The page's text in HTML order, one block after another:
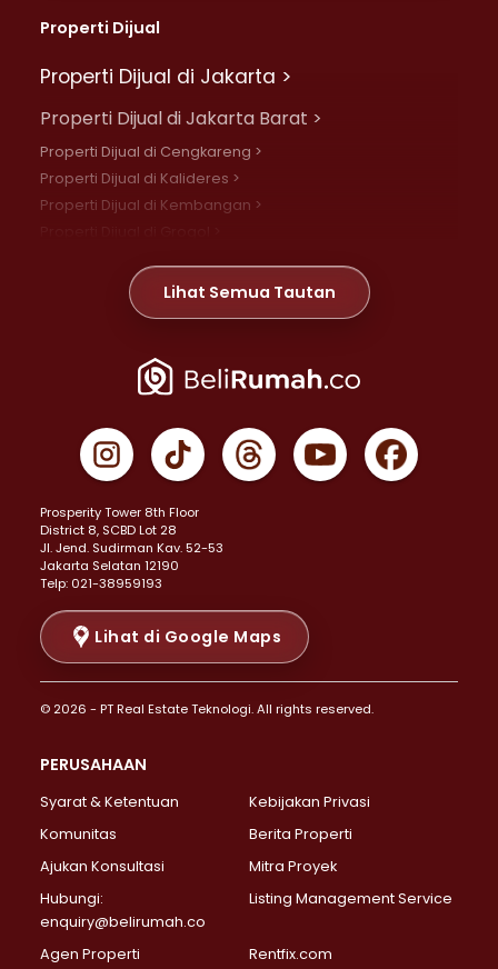
Properti Dijual
Properti Dijual di Jakarta >
Properti Dijual di Jakarta Barat >
Properti Dijual di Cengkareng >
Properti Dijual di Kalideres >
Properti Dijual di Kembangan >
Properti Dijual di Meruya >
Properti Dijual di Jelambar >
Properti Dijual di Jakarta Pusat >
Properti Dijual di Gambir >
Properti Dijual di Johar Baru >
Properti Dijual di Menteng >
Properti Dijual di Senen >
Properti Dijual di Tanah Abang >
Properti Dijual di Cikini >
Properti Dijual di Kramat >
Properti Dijual di Pasar Baru >
Properti Dijual di Bendungan Hilir >
Properti Dijual di Jakarta Selatan >
Properti Dijual di Lebak Bulus >
Properti Dijual di Gandaria Selatan >
Properti Dijual di Pondok Labu >
Properti Dijual di Lenteng Agung >
Properti Dijual di Senayan >
Properti Dijual di Pondok Pinang >
Lihat Semua Tautan
Prosperity Tower 8th Floor
District 8, SCBD Lot 28
JI. Jend. Sudirman Kav. 52-53
Jakarta Selatan 12190
Telp: 021-38959193
Lihat di Google Maps
© 2026 - PT Real Estate Teknologi. All rights reserved.
PERUSAHAAN
Syarat & Ketentuan
Kebijakan Privasi
Komunitas
Berita Properti
Ajukan Konsultasi
Mitra Proyek
Hubungi:
enquiry@belirumah.co
Listing Management Service
Agen Properti Rentfix.com